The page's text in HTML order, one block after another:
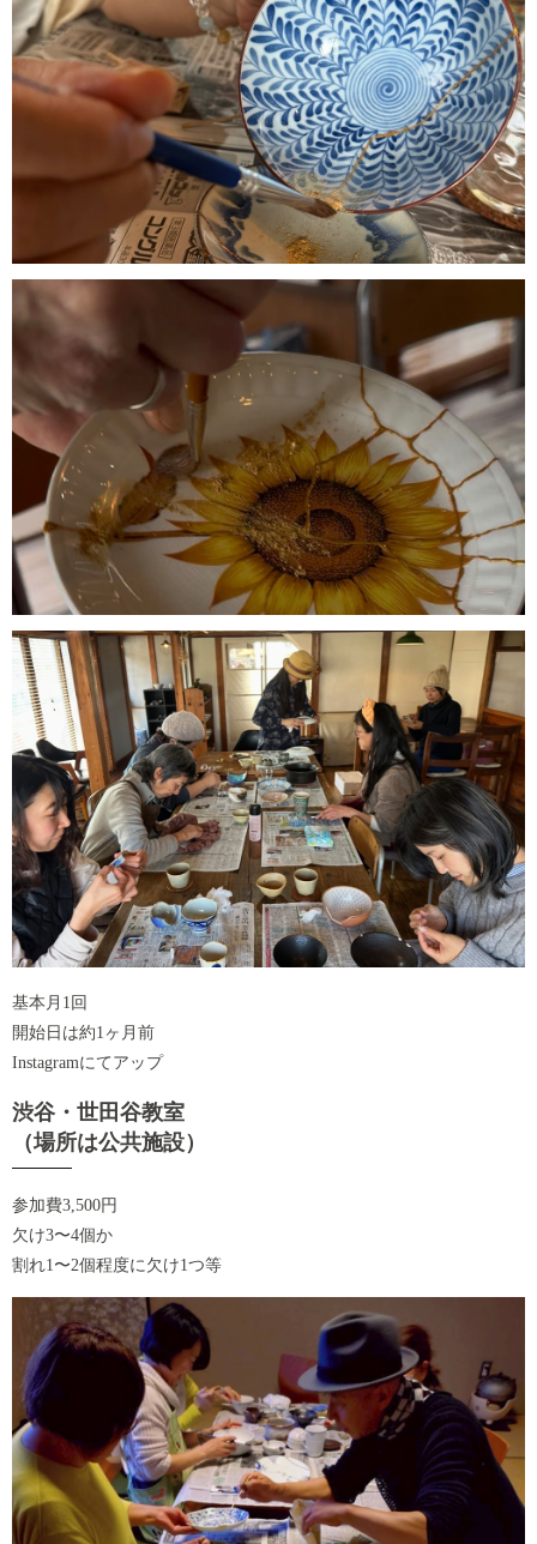
基本月1回
開始日は約1ヶ月前
Instagramにてアップ
渋谷・世田谷教室
（場所は公共施設）
参加費3,500円
欠け3〜4個か
割れ1〜2個程度に欠け1つ等